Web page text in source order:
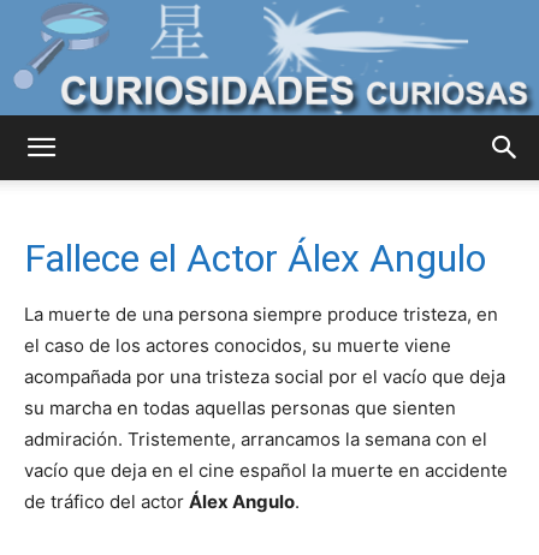
Curiosas
del
Mundo
Fallece el Actor Álex Angulo
La muerte de una persona siempre produce tristeza, en
el caso de los actores conocidos, su muerte viene
acompañada por una tristeza social por el vacío que deja
su marcha en todas aquellas personas que sienten
admiración. Tristemente, arrancamos la semana con el
vacío que deja en el cine español la muerte en accidente
de tráfico del actor Álex Angulo.